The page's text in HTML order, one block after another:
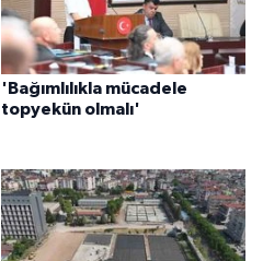
'Bağımlılıkla mücadele
topyekün olmalı'